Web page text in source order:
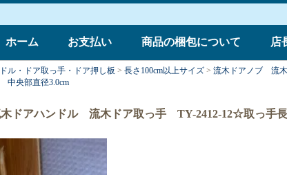
ホーム お支払い 商品の梱包について 店
ル・ドア取っ手・ドア押し板 > 長さ100cm以上サイズ > 流木ドアノブ 流
中央部直径3.0cm
ドアハンドル 流木ドア取っ手 TY-2412-12☆取っ手